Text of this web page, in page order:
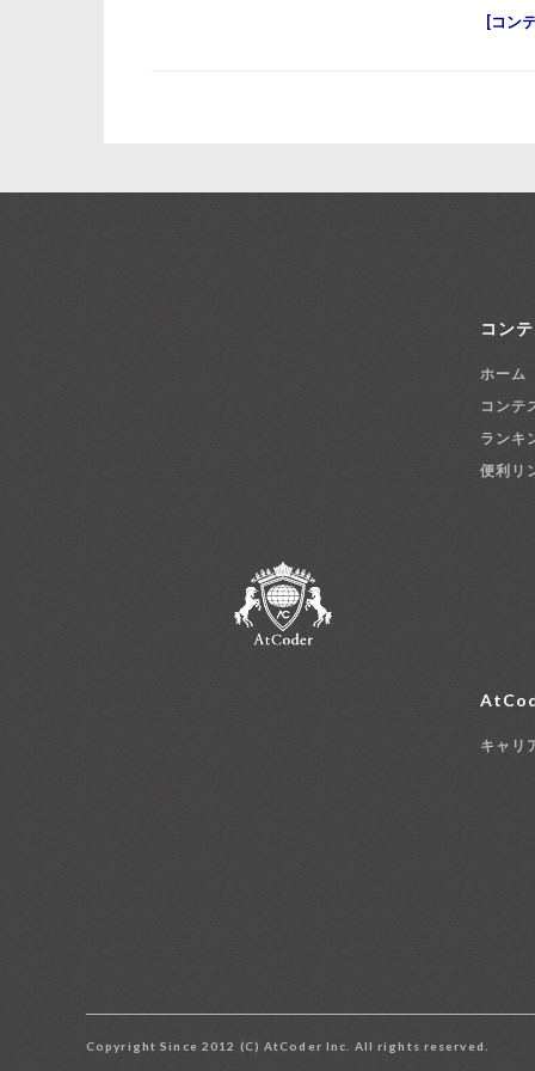
コン
コン
ホーム
コンテ
ランキ
便利リ
キャリ
Copyright Since 2012 (C) AtCoder Inc. All rights reserved.